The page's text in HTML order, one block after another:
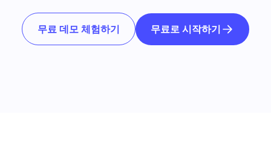
무료 데모 체험하기 무료로 시작하기